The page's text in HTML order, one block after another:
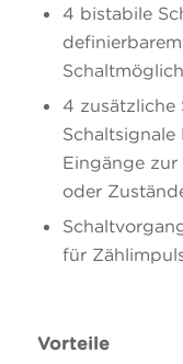
4 bistabile
4 zusätzliche
Eingänge
oder
für
Vorteile